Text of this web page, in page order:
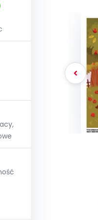
Strefy,
Akademia
E-
∞Pakiet
Pełen